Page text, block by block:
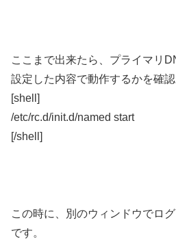
ここまで出来たら、プライマリ
設定した内容で動作するかを確認
[shell]
/etc/rc.d/init.d/named start
[/shell]
この時に、別のウィンドウでロ
です。